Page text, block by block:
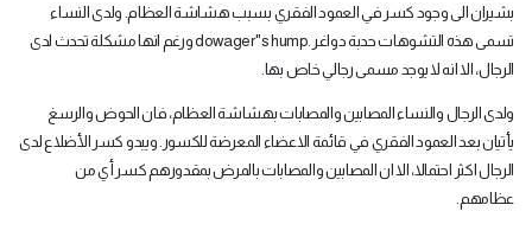
بشيران الى وجود كسر في العمود الفقري بسبب هشاشة العظام. ولدى النساء
تسمى هذه التشوهات حدبة دواغر dowager"s hump.ورغم انها مشكلة تحدث لدى
الرجال، الا انه لا يوجد مسمى رجالي خاص بها
ولدى الرجال والنساء المصابين والمصابات بهشاشة العظام، فان الحوض والرسغ
يأتيان بعد العمود الفقري في قائمة الاعضاء المعرضة للكسور. ويبدو كسر الأضلاع لدى
الرجال اكثر احتمالا، الا ان المصابين والمصابات بالمرض بمقدورهم كسر أي من
عظامهم.